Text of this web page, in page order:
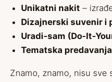
Unikatni nakit –
Dizajnerski suvenir i
Uradi-sam (Do-It-
Tematska
Znamo, znamo, nisu sve